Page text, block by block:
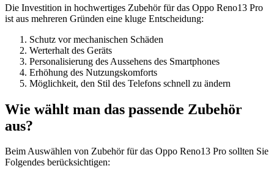
Die Investition in hochwertiges Zubehör für das Oppo Reno13 Pro
ist aus mehreren Gründen eine kluge Entscheidung:
Schutz vor mechanischen Schäden
Werterhalt des Geräts
Personalisierung des Aussehens des Smartphones
Erhöhung des Nutzungskomforts
Möglichkeit, den Stil des Telefons schnell zu ändern
Wie wählt man das passende Zubehör
aus?
Beim Auswählen von Zubehör für das Oppo Reno13 Pro sollten Sie
Folgendes berücksichtigen: